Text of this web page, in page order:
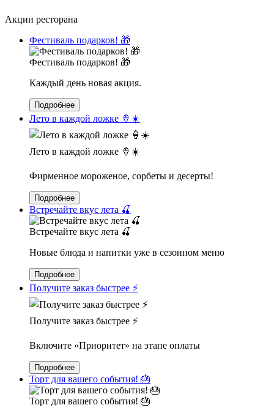
Акции ресторана
Фестиваль подарков! 🎁
Фестиваль подарков! 🎁
Каждый день новая акция.
Подробнее
Лето в каждой ложке 🍦☀️
Лето в каждой ложке 🍦☀️
Фирменное мороженое, сорбеты и десерты!
Подробнее
Встречайте вкус лета 🍒
Встречайте вкус лета 🍒
Новые блюда и напитки уже в сезонном меню
Подробнее
Получите заказ быстрее ⚡️
Получите заказ быстрее ⚡️
Включите «Приоритет» на этапе оплаты
Подробнее
Торт для вашего события! 🎂
Торт для вашего события! 🎂